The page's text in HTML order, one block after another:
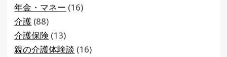
年金・マネー (16)
介護 (88)
介護保険 (13)
親の介護体験談 (16)